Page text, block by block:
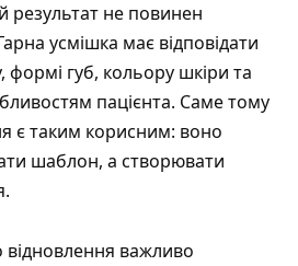
результат не повинен
усмішка має відповідати
формі губ, кольору шкіри та
пацієнта. Саме тому
є таким корисним: воно
шаблон, а створювати
відновлення важливо